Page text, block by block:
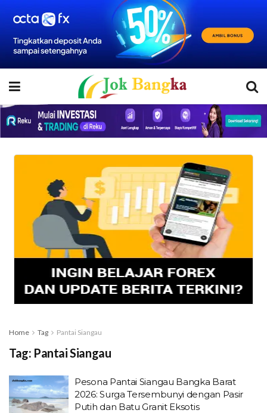
Home Tag Pantai Siangau
Tag: Pantai Siangau
Pesona Pantai Siangau Bangka Barat
2026: Surga Tersembunyi dengan Pasir
Putih dan Batu Granit Eksotis